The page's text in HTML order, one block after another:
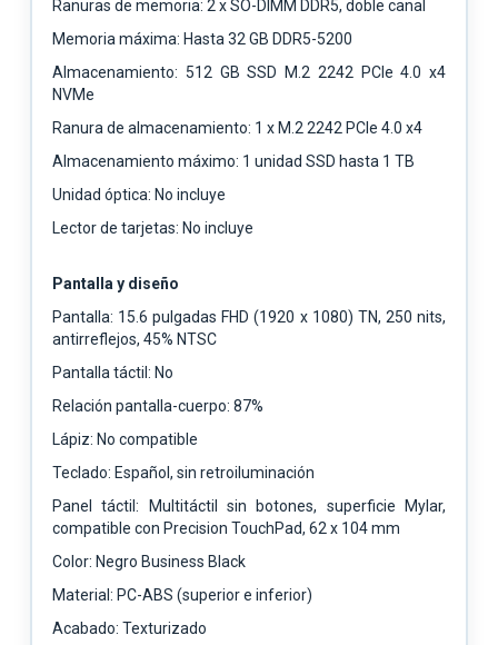
Ranuras de memoria: 2 x SO-DIMM DDR5, doble canal
Memoria máxima: Hasta 32 GB DDR5-5200
Almacenamiento: 512 GB SSD M.2 2242 PCIe 4.0 x4
NVMe
Ranura de almacenamiento: 1 x M.2 2242 PCIe 4.0 x4
Almacenamiento máximo: 1 unidad SSD hasta 1 TB
Unidad óptica: No incluye
Lector de tarjetas: No incluye
Pantalla y diseño
Pantalla: 15.6 pulgadas FHD (1920 x 1080) TN, 250 nits,
antirreflejos, 45% NTSC
Pantalla táctil: No
Relación pantalla-cuerpo: 87%
Lápiz: No compatible
Teclado: Español, sin retroiluminación
Panel táctil: Multitáctil sin botones, superficie Mylar,
compatible con Precision TouchPad, 62 x 104 mm
Color: Negro Business Black
Material: PC-ABS (superior e inferior)
Acabado: Texturizado